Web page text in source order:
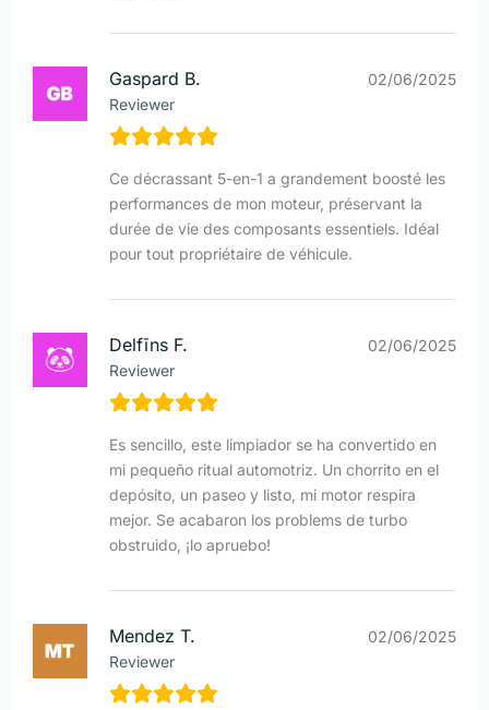
Gaspard B.
Reviewer
02/06/2025
Ce décrassant 5-en-1 a grandement boosté les
performances de mon moteur, préservant la
durée de vie des composants essentiels. Idéal
pour tout propriétaire de véhicule.
Delfīns F.
Reviewer
02/06/2025
Es sencillo, este limpiador se ha convertido en
mi pequeño ritual automotriz. Un chorrito en el
depósito, un paseo y listo, mi motor respira
mejor. Se acabaron los problems de turbo
obstruido, ¡lo apruebo!
Mendez T.
Reviewer
02/06/2025